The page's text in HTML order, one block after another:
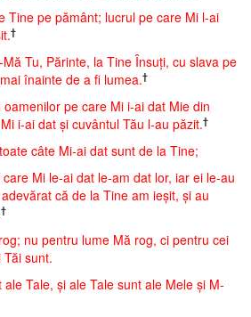
Tine pe pământ; lucrul pe care Mi l-ai
†
Tu, Părinte, la Tine Însuţi, cu slava pe
înainte de a fi lumea.†
pe care Mi i-ai dat Mie din
i-ai dat şi cuvântul Tău l-au păzit.†
câte Mi-ai dat sunt de la Tine;
Mi le-ai dat le-am dat lor, iar ei le-au
că de la Tine am ieşit, şi au
†
nu pentru lume Mă rog, ci pentru cei
sunt.
Tale, şi ale Tale sunt ale Mele şi M-